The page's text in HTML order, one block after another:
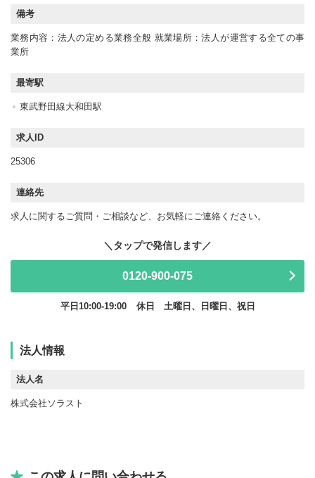
備考
業務内容：法人の定める業務全般 就業場所：法人が運営する全ての事
業所
最寄駅
東武野田線大和田駅
求人ID
25306
連絡先
求人に関するご質問・ご相談など、お気軽にご連絡ください。
0120-900-075
平日10:00-19:00 休日 土曜日、日曜日、祝日
法人情報
法人名
株式会社ソラスト